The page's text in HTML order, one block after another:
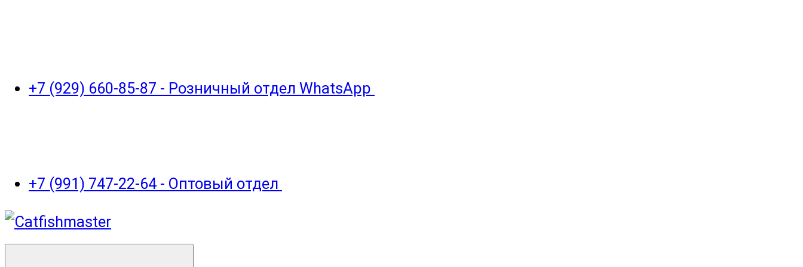
+7 (929) 660-85-87 - Розничный отдел WhatsApp
+7 (991) 747-22-64 - Оптовый отдел